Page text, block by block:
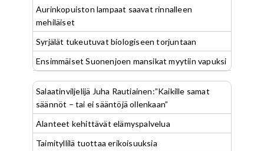
Aurinkopuiston lampaat saavat rinnalleen
mehiläiset
Syrjälät tukeutuvat biologiseen torjuntaan
Ensimmäiset Suonenjoen mansikat myytiin vapuksi
Salaatinviljelijä Juha Rautiainen:”Kaikille samat
säännöt – tai ei sääntöjä ollenkaan”
Alanteet kehittävät elämyspalvelua
Taimityllilä tuottaa erikoisuuksia